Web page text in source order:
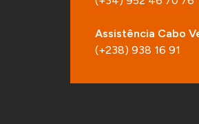
Assistência Cabo
(+238) 938 16 91